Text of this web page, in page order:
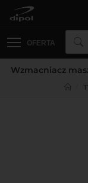
OFERTA
Wzmacniacz